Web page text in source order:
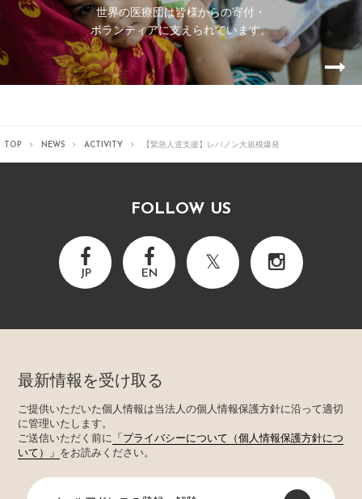
世界の医療団は皆様からの寄付・
ボランティアに支えられています。
TOP NEWS ACTIVITY 【緊急人道支援】レバノン大規模爆発
FOLLOW US
JP EN
最新情報を受け取る
ご提供いただいた個人情報は当法人の個人情報保護方針に沿って適切
に管理いたします。
ご送信いただく前に
「プライバシーについて（個人情報保護方針につ
いて）」 をお読みください。